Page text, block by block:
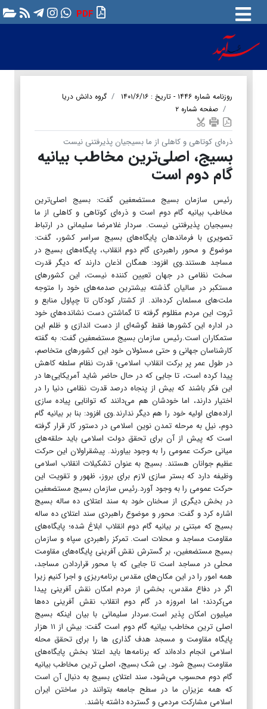
PDF
روزنامه شماره ۱۴۴۶ - تاریخ : ۱۴۰۱/۶/۱۶
گروه دانش دریا
صفحه شماره ۲
ذره‌ای کوتاهی و کاهلی از ما بسیجیان پذیرفتنی نیست
بسیج، اصلی‌ترین مخاطب بیانیه
گام دوم است
رئیس سازمان بسیج مستضعفین گفت: بسیج اصلی‌ترین
مخاطب بیانیه گام دوم است و ذره‌ای کوتاهی و کاهلی از ما
بسیجیان پذیرفتنی نیست. سردار غلامرضا سلیمانی در ارتباط
تصویری با فرماندهان پایگاه‌های بسیج سراسر کشور، گفت:
موضوع و محور راهبردی گام دوم انقلاب، پایگاه‌های بسیج در
مساجد هستند.وی افزود: همگان اذعان دارند که دیگر قدرت
سخت نظامی در جهان تعیین کننده نیست، این کشورهای
مستکبر در سالیان گذشته بیشترین صدمه‌های خود را متوجه
ملت‌های مسلمان کرده‌اند. از کشتار کودکان تا چپاول منابع و
ثروت این مردم مظلوم گرفته تا گماشتن دست نشانده‌های خود
در اداره این کشورها فقط گوشه‌ای از دست اندازی و ظلم این
ستمکاران است.رئیس سازمان بسیج مستضعفین گفت: به گفته
کارشناسان جهانی و حتی مسئولان خود این کشورهای متخاصم،
در طول عمر پر برکت انقلاب اسلامی؛ قدرت نظام سلطه کاهش
پیدا کرده است، تا جایی که در حال حاضر شاید آمریکایی‌ها در
این فکر باشند که بیش از پنجاه درصد قدرت نظامی دنیا را در
اختیار دارند، اما خودشان هم می‌دانند که توانایی پیاده سازی
اراده‌های اولیه خود را هم دیگر ندارند.وی افزود: بنا بر بیانیه گام
دوم، نیل به مرحله تمدن نوین اسلامی در دستور کار قرار گرفته
است که پیش از آن برای تحقق دولت اسلامی باید حلقه‌های
میانی حرکت عمومی را به وجود بیاورند. پیشقراولان این حرکت
عظیم جوانان هستند. بسیج به عنوان تشکیلات انقلاب اسلامی
وظیفه دارد که بستر سازی لازم برای بروز، ظهور و تقویت این
حرکت عمومی را به وجود آورد.رئیس سازمان بسیج مستضعفین
در بخش دیگری از سخنان خود به سند اعتلای ده ساله بسیج
اشاره کرد و گفت: محور و موضوع راهبردی سند اعتلای ده ساله
بسیج که مبتنی بر بیانیه گام دوم انقلاب ابلاغ شده؛ پایگاه‌های
مقاومت مساجد و محلات است. تمرکز راهبردی سپاه و سازمان
بسیج مستضعفین، بر گسترش نقش آفرینی پایگاه‌های مقاومت
محلی در مساجد است تا جایی که با محور قراردادن مساجد،
همه امور را در این مکان‌های مقدس برنامه‌ریزی و اجرا کنیم زیرا
اگر در دفاع مقدس، بخشی از مردم امکان نقش آفرینی پیدا
می‌کردند؛ اما امروزه در گام دوم انقلاب نقش آفرینی ده‌ها
میلیون امکان پذیر است.سردار سلیمانی با بیان اینکه بسیج
اصلی ترین مخاطب بیانیه گام دوم است گفت: بیش از ۱۱ هزار
پایگاه مقاومت و مسجد هدف گذاری ها را برای تحقق محله
اسلامی انجام داده‌اند که برنامه‌ها باید اعتلا بخش پایگاه‌های
مقاومت بسیج شود. بی شک بسیج، اصلی ترین مخاطب بیانیه
گام دوم محسوب می‌شود، سند اعتلای بسیج به دنبال آن است
که همه عزیزان ما در سطح جامعه بتوانند در ساختن ایران
اسلامی مشارکت مردمی و گسترده داشته باشند.